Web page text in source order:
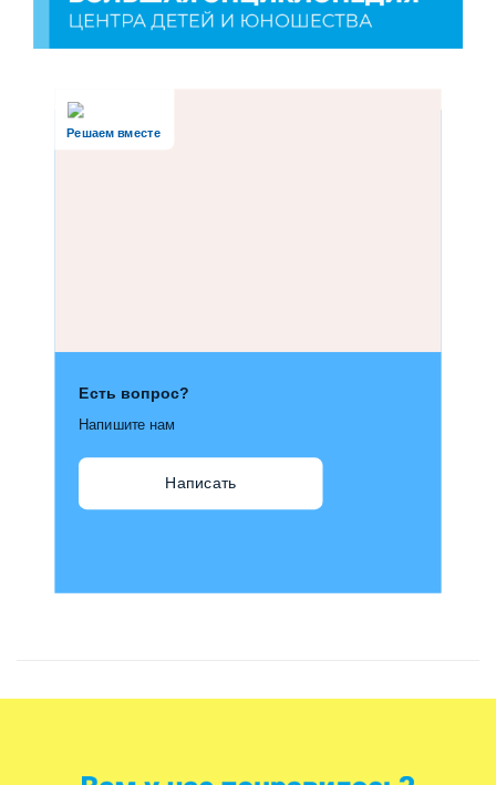
Решаем вместе
Есть вопрос?
Напишите нам
Написать